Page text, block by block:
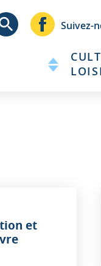
Header
-
Suivez-
et